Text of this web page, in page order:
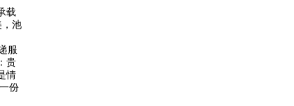
载
，池
服
贵
情
份